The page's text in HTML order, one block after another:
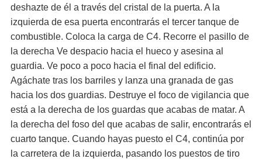
deshazte de él a través del cristal de la puerta. A la
izquierda de esa puerta encontrarás el tercer tanque de
combustible. Coloca la carga de C4. Recorre el pasillo de
la derecha Ve despacio hacia el hueco y asesina al
guardia. Ve poco a poco hacia el final del edificio.
Agáchate tras los barriles y lanza una granada de gas
hacia los dos guardias. Destruye el foco de vigilancia que
está a la derecha de los guardas que acabas de matar. A
la derecha del foso del que acabas de salir, encontrarás el
cuarto tanque. Cuando hayas puesto el C4, continúa por
la carretera de la izquierda, pasando los puestos de tiro